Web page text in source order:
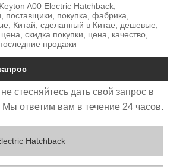
A00 Electric Hatchback,
поставщики, покупка, фабрика,
Китай, сделанный в Китае, дешевые,
скидка покупки, цена, качество,
продажи
стесняйтесь дать свой запрос в
ответим вам в течение 24 часов.